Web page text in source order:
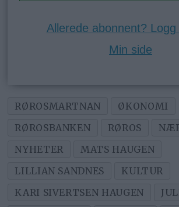
Allerede abonnent?
Min side
RØROSMARTNAN
ØKONOMI
RØROSBANKEN
RØROS
NYHETER
MATS HAUGEN
LILLIAN SANDNES
KULTUR
KARI SIVERTSEN HAUGEN